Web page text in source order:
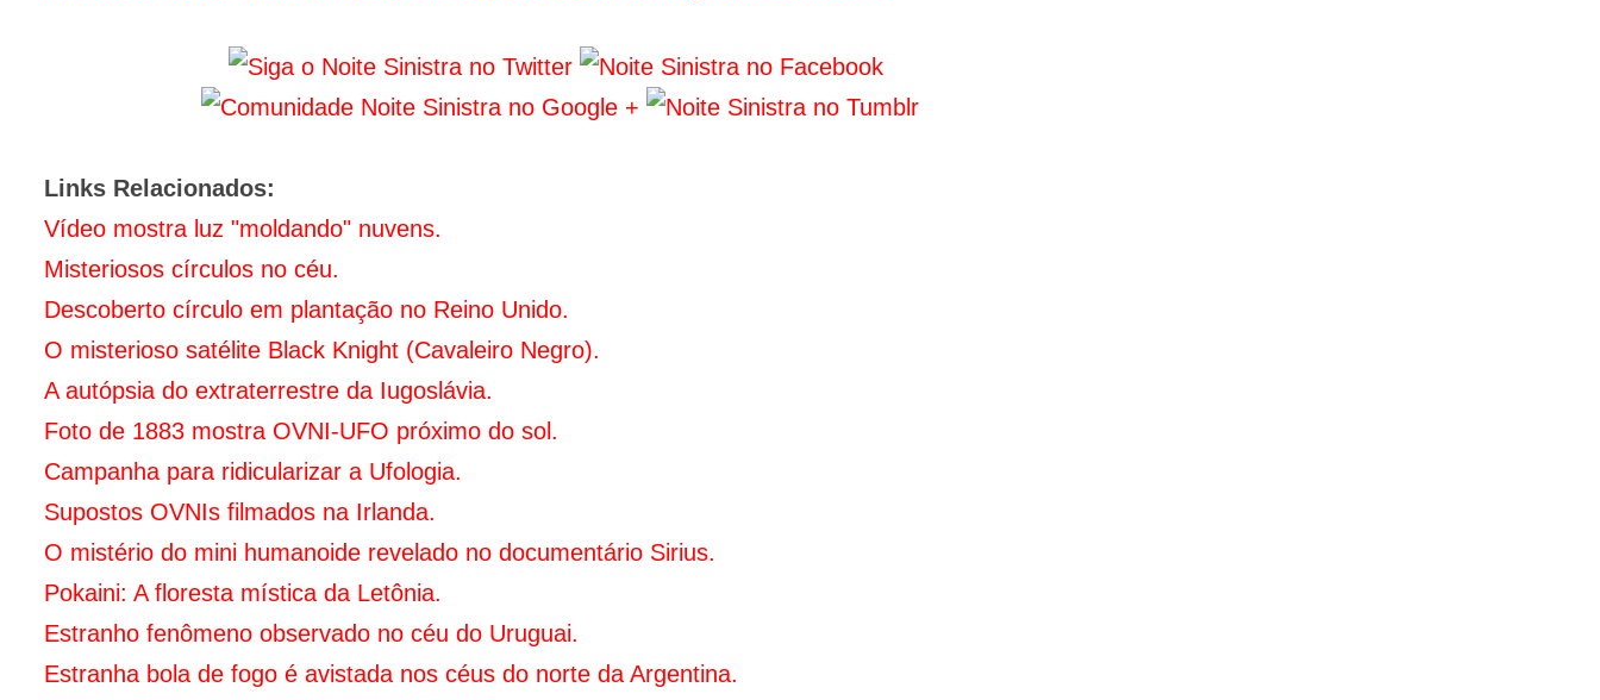
Links Relacionados:
Vídeo mostra luz "moldando" nuvens.
Misteriosos círculos no céu.
Descoberto círculo em plantação no Reino Unido.
O misterioso satélite Black Knight (Cavaleiro Negro).
A autópsia do extraterrestre da Iugoslávia.
Foto de 1883 mostra OVNI-UFO próximo do sol.
Campanha para ridicularizar a Ufologia.
Supostos OVNIs filmados na Irlanda.
O mistério do mini humanoide revelado no documentário Sirius.
Pokaini: A floresta mística da Letônia.
Estranho fenômeno observado no céu do Uruguai.
Estranha bola de fogo é avistada nos céus do norte da Argentina.